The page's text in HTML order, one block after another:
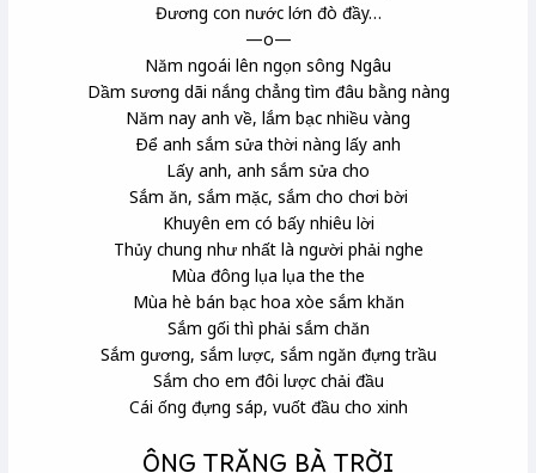
Đương con nước lớn đò đầy…
—o—
Năm ngoái lên ngọn sông Ngâu
Dầm sương dãi nắng chẳng tìm đâu bằng nàng
Năm nay anh về, lắm bạc nhiều vàng
Ðể anh sắm sửa thời nàng lấy anh
Lấy anh, anh sắm sửa cho
Sắm ăn, sắm mặc, sắm cho chơi bời
Khuyên em có bấy nhiêu lời
Thủy chung như nhất là người phải nghe
Mùa đông lụa lụa the the
Mùa hè bán bạc hoa xòe sắm khăn
Sắm gối thì phải sắm chăn
Sắm gương, sắm lược, sắm ngăn đựng trầu
Sắm cho em đôi lược chải đầu
Cái ống đựng sáp, vuốt đầu cho xinh